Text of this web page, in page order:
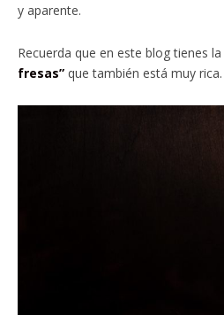
y aparente.
Recuerda que en este blog tienes la
fresas” que también está muy rica.